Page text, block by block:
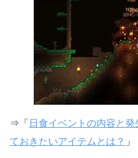
⇒「 日食イベントの内容と
ておきたいアイテムとは？ 」